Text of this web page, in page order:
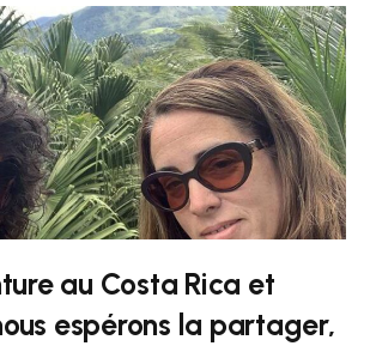
au Costa Rica et
espérons la partager,